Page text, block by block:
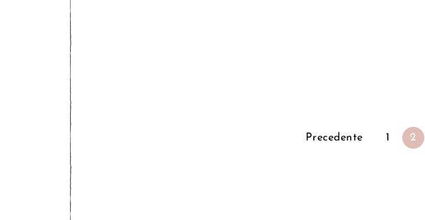
Precedente 1 2